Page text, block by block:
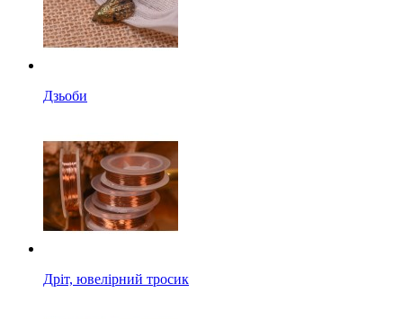
Дзьоби
Дріт, ювелірний тросик